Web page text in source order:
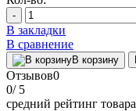
-
В закладки
В сравнение
В корзину
Отзывов0
0/ 5
средний рейтинг товара